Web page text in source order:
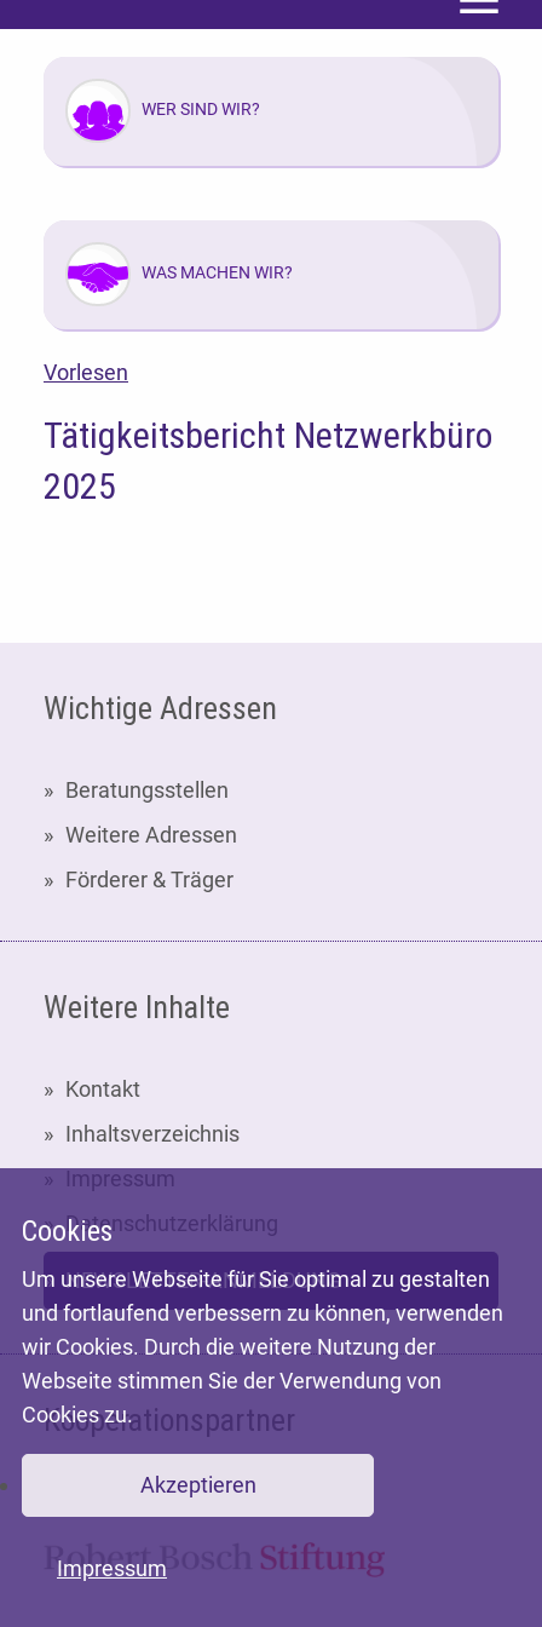
Menü
WER SIND WIR?
WAS MACHEN WIR?
Vorlesen
Tätigkeitsbericht Netzwerkbüro
2025
Wichtige Adressen
Beratungsstellen
Weitere Adressen
Förderer & Träger
Weitere Inhalte
Kontakt
Inhaltsverzeichnis
Impressum
Datenschutzerklärung
NEWSLETTER-ANMELDUNG
Kooperationspartner
Mit freundlicher Unterstützung der
Cookies
Um unsere Webseite für Sie optimal zu gestalten
und fortlaufend verbessern zu können, verwenden
wir Cookies. Durch die weitere Nutzung der
Webseite stimmen Sie der Verwendung von
Cookies zu.
Akzeptieren
Impressum